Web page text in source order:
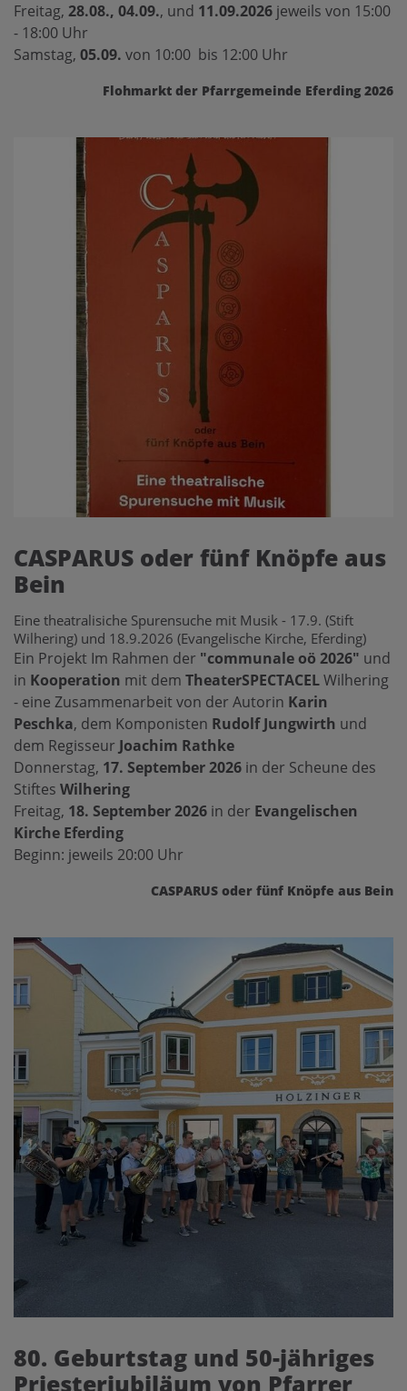
Freitag, 28.08., 04.09., und 11.09.2026 jeweils von 15:00
- 18:00 Uhr
Samstag, 05.09. von 10:00 bis 12:00 Uhr
Flohmarkt der Pfarrgemeinde Eferding 2026
CASPARUS oder fünf Knöpfe aus
Bein
Eine theatralisiche Spurensuche mit Musik - 17.9. (Stift
Wilhering) und 18.9.2026 (Evangelische Kirche, Eferding)
Ein Projekt Im Rahmen der "communale oö 2026" und
in Kooperation mit dem TheaterSPECTACELWilhering
- eine Zusammenarbeit von der Autorin Karin
Peschka, dem Komponisten Rudolf Jungwirth und
dem Regisseur Joachim Rathke
Donnerstag, 17. September 2026 in der Scheune des
Stiftes Wilhering
Freitag, 18. September 2026 in der Evangelischen
Kirche Eferding
Beginn: jeweils 20:00 Uhr
CASPARUS oder fünf Knöpfe aus Bein
80. Geburtstag und 50-jähriges
Priesterjubiläum von Pfarrer